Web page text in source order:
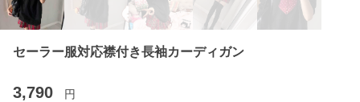
セーラー服対応襟付き長袖カーディガン
3,790 円